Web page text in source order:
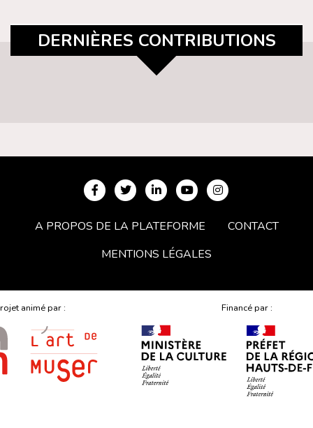
DERNIÈRES CONTRIBUTIONS
A PROPOS DE LA PLATEFORME
CONTACT
MENTIONS LÉGALES
animé par : Financé par :